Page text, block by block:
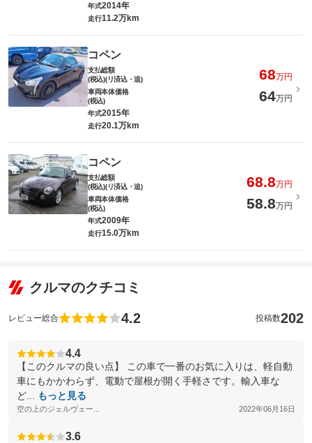
年式2014年
走行11.2万km
コペン
支払総額
(税込)(リ済込・追)
68万円
車両本体価格
(税込)
64万円
年式2015年
走行20.1万km
コペン
支払総額
(税込)(リ済込・追)
68.8万円
車両本体価格
(税込)
58.8万円
年式2009年
走行15.0万km
クルマのクチコミ
レビュー総合 4.2 投稿数202
4.4
【このクルマの良い点】 この車で一番のお気に入りは、軽自動
車にもかかわらず、電動で屋根が開く手軽さです。輸入車な
ど...
もっと見る
空の上のジェルヴェー... 2022年06月16日
3.6